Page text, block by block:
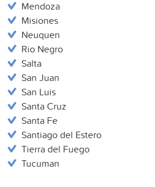
Mendoza
Misiones
Neuquen
Rio Negro
Salta
San Juan
San Luis
Santa Cruz
Santa Fe
Santiago del Estero
Tierra del Fuego
Tucuman